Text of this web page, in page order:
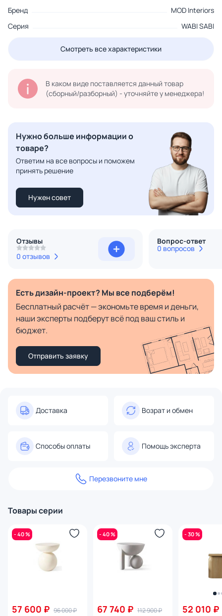
Бренд
MOD Interiors
Серия
WABI SABI
Смотреть все характеристики
В каком виде поставляется данный товар
(сборный/разборный) - уточняйте у менеджера!
Нужно больше информации о
товаре?
Ответим на все вопросы и поможем
принять решение
Нужен совет
Отзывы
0 отзывов
Вопрос-ответ
0 вопросов
Есть дизайн-проект? Мы все подберём!
Бесплатный расчёт — экономьте время и деньги,
наши эксперты подберут всё под ваш стиль и
бюджет.
Отправить заявку
Доставка Возрат и обмен
Способы оплаты Помощь эксперта
Перезвоните мне
Товары серии
- 40 %
57 600 ₽ 96 000 ₽
- 40 %
67 740 ₽ 112 900 ₽
- 30 %
52 010 ₽